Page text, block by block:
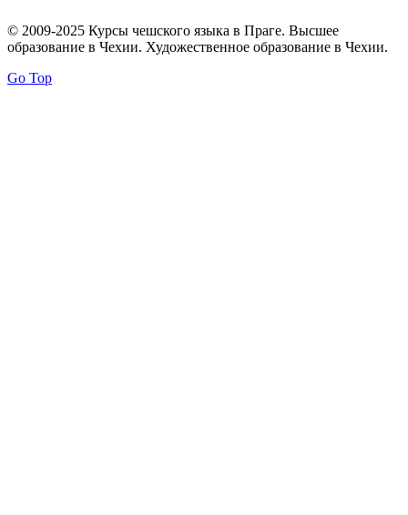
© 2009-2025 Курсы чешского языка в Праге. Высшее
образование в Чехии. Художественное образование в Чехии.
Go Top